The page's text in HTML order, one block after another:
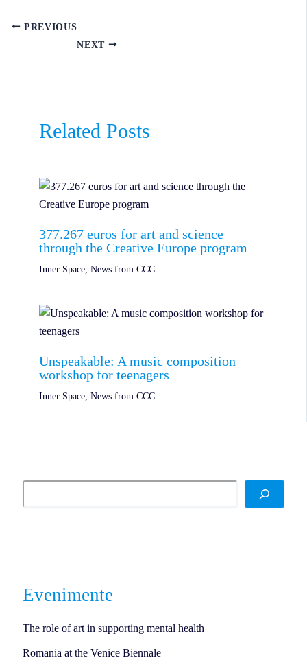
PREVIOUS
NEXT
Related Posts
377.267 euros for art and science
through the Creative Europe program
Inner Space, News from CCC
Unspeakable: A music composition
workshop for teenagers
Inner Space, News from CCC
Evenimente
The role of art in supporting mental health
Romania at the Venice Biennale